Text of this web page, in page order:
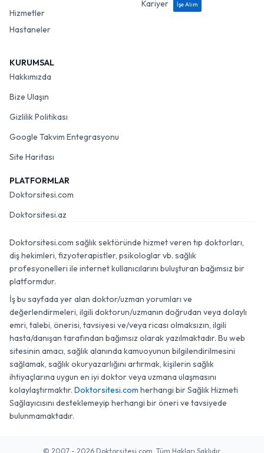
Hizmetler
Hastaneler
Kariyer
İşe Alım
KURUMSAL
Hakkımızda
Bize Ulaşın
Gizlilik Politikası
Google Takvim Entegrasyonu
Site Haritası
PLATFORMLAR
Doktorsitesi.com
Doktorsitesi.az
Doktorsitesi.com sağlık sektöründe hizmet veren tıp doktorları,
diş hekimleri, fizyoterapistler, psikologlar vb. sağlık
profesyonelleri ile internet kullanıcılarını buluşturan bağımsız bir
platformdur.
İş bu sayfada yer alan doktor/uzman yorumları ve
değerlendirmeleri, ilgili doktorun/uzmanın doğrudan veya dolaylı
emri, talebi, önerisi, tavsiyesi ve/veya ricası olmaksızın, ilgili
hasta/danışan tarafından bağımsız olarak yazılmaktadır. Bu web
sitesinin amacı, sağlık alanında kamuoyunun bilgilendirilmesini
sağlamak, sağlık okuryazarlığını artırmak, kişilerin sağlık
ihtiyaçlarına uygun en iyi doktor veya uzmana ulaşmasını
kolaylaştırmaktır. Doktorsitesi.com herhangi bir Sağlık Hizmeti
Sağlayıcısını desteklemeyip herhangi bir öneri ve tavsiyede
bulunmamaktadır.
© 2007 - 2026 Doktorsitesi.com. Tüm Hakları Saklıdır.